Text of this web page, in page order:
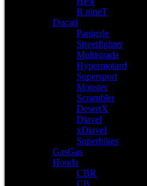
R nineT
Ducati
Panigale
Streetfighter
Multistrada
Hypermotard
Supersport
Monster
Scrambler
DesertX
Diavel
xDiavel
Superbikes
GasGas
Honda
CBR
CB